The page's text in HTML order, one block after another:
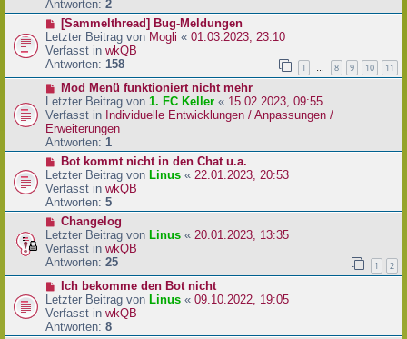
t
a
g
e
r
B
e
i
t
a
g
Antworten: 2
N
e
u
e
r
B
e
i
t
r
a
g
[Sammelthread] Bug-Meldungen
Letzter Beitrag von Mogli « 01.03.2023, 23:10
Verfasst in wkQB
Antworten: 158 1 … 8 9 10 11
N
e
u
e
r
B
e
i
t
r
a
g
Mod Menü funktioniert nicht mehr
Letzter Beitrag von 1. FC Keller « 15.02.2023, 09:55
Verfasst in Individuelle Entwicklungen / Anpassungen /
Erweiterungen
Antworten: 1
N
e
u
e
r
B
e
i
t
a
g
Bot kommt nicht in den Chat u.a.
Letzter Beitrag von Linus « 22.01.2023, 20:53
Verfasst in wkQB
Antworten: 5
N
e
u
e
r
B
e
i
t
Changelog
Letzter Beitrag von Linus « 20.01.2023, 13:35
Verfasst in wkQB
Antworten: 25 1 2
N
e
u
e
Ich bekomme den Bot nicht
Letzter Beitrag von Linus « 09.10.2022, 19:05
Verfasst in wkQB
Antworten: 8